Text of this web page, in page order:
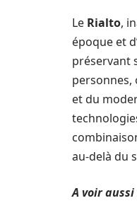
Le Rialto,
époque et
préservant
personnes,
et du
au-delà du
A voir aussi